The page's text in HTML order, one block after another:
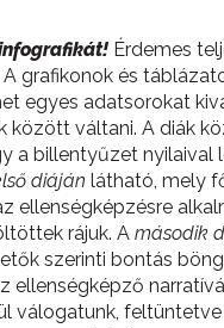
Érdemes
grafikonok és
egyes adatsorokat
között váltani. A diák
a billentyűzet nyilaival
diáján látható, mely
ellenségképzésre
rájuk. A második
szerinti bontás
ellenségképző
válogatunk,